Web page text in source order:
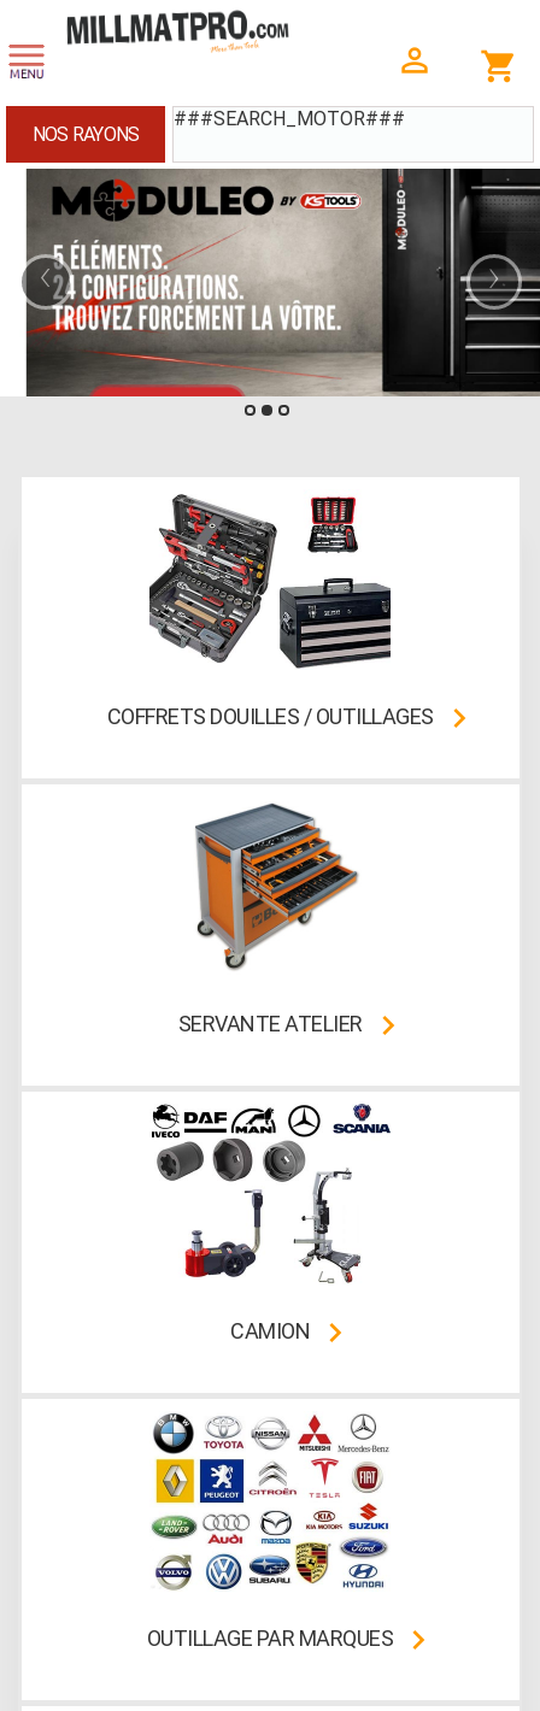
###SEARCH_MOTOR###
NOS RAYONS
‹ ›
COFFRETS DOUILLES / OUTILLAGES
SERVANTE ATELIER
CAMION
OUTILLAGE PAR MARQUES